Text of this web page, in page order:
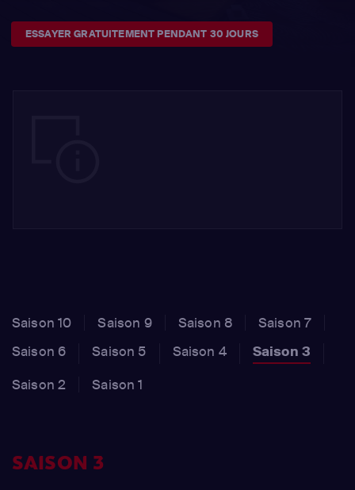
ESSAYER GRATUITEMENT PENDANT 30 JOURS
Saison 10 Saison 9 Saison 8
Saison 7
Saison 6
Saison 5 Saison 4
Saison 3
Saison 2
Saison 1
SAISON 3